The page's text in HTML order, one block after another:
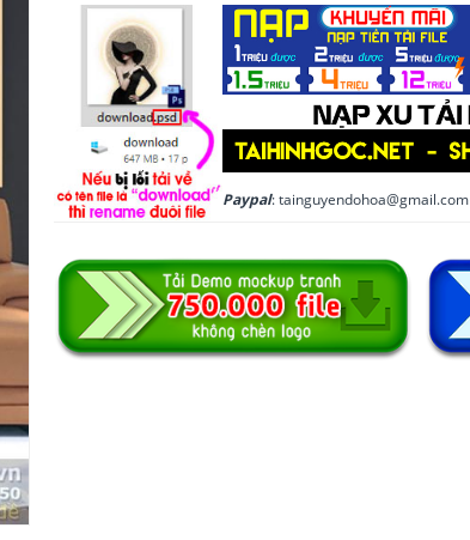
Paypal: tainguyendohoa@gmail.com